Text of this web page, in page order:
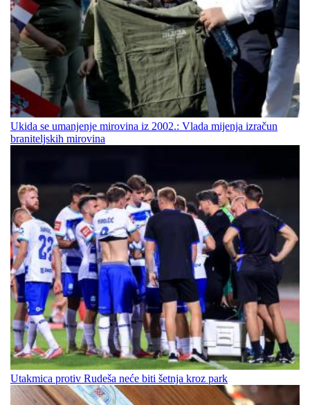
Ukida se umanjenje mirovina iz 2002.: Vlada mijenja izračun
braniteljskih mirovina
Utakmica protiv Rudeša neće biti šetnja kroz park